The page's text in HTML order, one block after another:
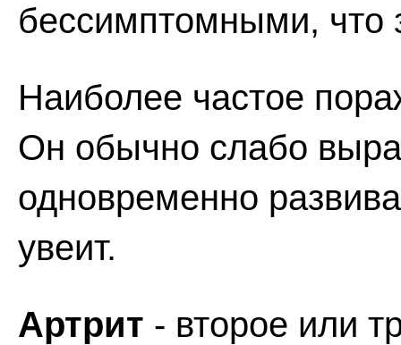
бессимптомными, что
Наиболее частое
Он обычно слабо
одновременно
увеит.
Артрит - второе или